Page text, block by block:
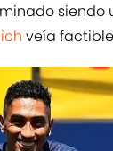
siendo
veía